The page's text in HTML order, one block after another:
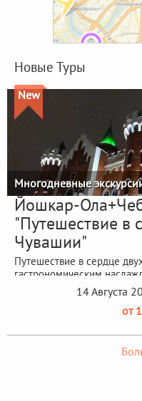
Новые Туры
New
Многодневные
Йошкар-
"Путешествие в
Чувашии"
Путешествие в сердце
гастрономическим
14 Августа
от